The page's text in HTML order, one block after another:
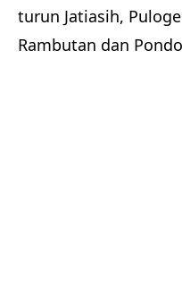
turun Jatiasih,
Rambutan dan